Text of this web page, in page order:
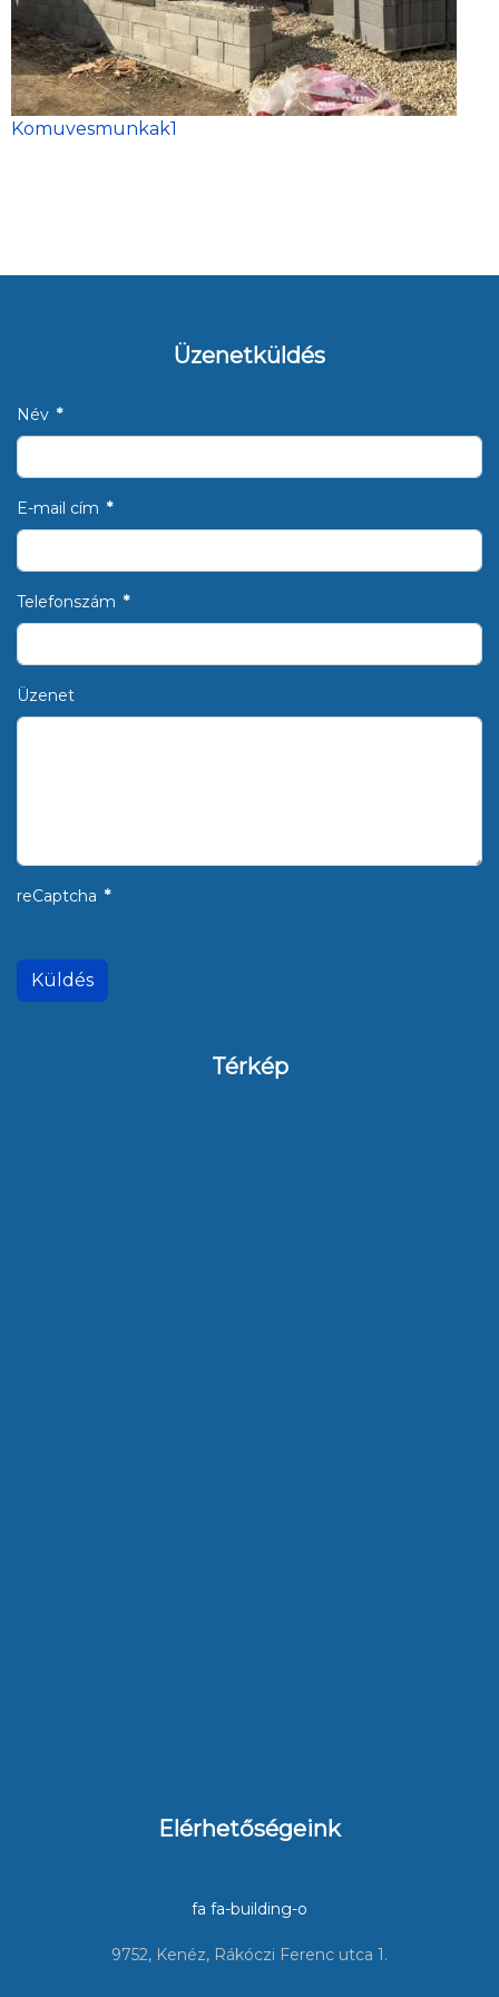
Komuvesmunkak1
Üzenetküldés
Név *
E-mail cím *
Telefonszám *
Üzenet
reCaptcha *
Küldés
Térkép
Elérhetőségeink
fa fa-building-o
9752, Kenéz, Rákóczi Ferenc utca 1.